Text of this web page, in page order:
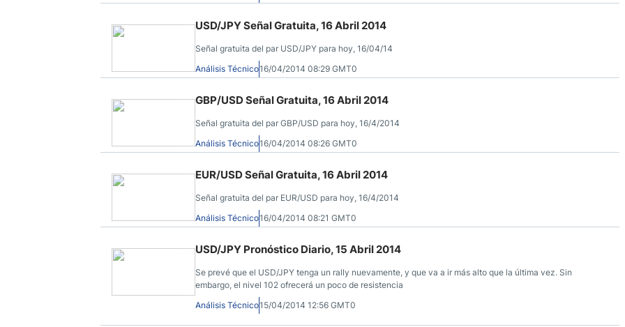
USD/JPY Señal Gratuita, 16 Abril 2014
Señal gratuita del par USD/JPY para hoy, 16/04/14
Análisis Técnico16/04/2014 08:29 GMT0
GBP/USD Señal Gratuita, 16 Abril 2014
Señal gratuita del par GBP/USD para hoy, 16/4/2014
Análisis Técnico16/04/2014 08:26 GMT0
EUR/USD Señal Gratuita, 16 Abril 2014
Señal gratuita del par EUR/USD para hoy, 16/4/2014
Análisis Técnico16/04/2014 08:21 GMT0
USD/JPY Pronóstico Diario, 15 Abril 2014
Se prevé que el USD/JPY tenga un rally nuevamente, y que va a ir más alto que la última vez. Sin
embargo, el nivel 102 ofrecerá un poco de resistencia
Análisis Técnico15/04/2014 12:56 GMT0